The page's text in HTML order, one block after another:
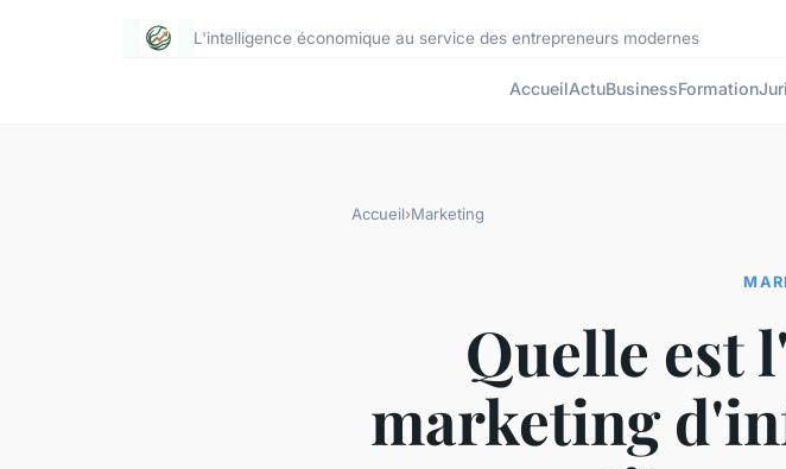
L'intelligence économique au service des entrepreneurs modernes
AccueilActuBusinessFormation
Accueil›Marketing
Quelle est
marketing